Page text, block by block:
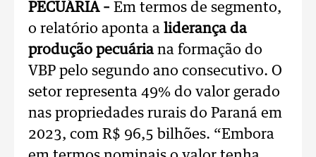
PECUÁRIA – Em termos de segmento,
o relatório aponta a liderança da
produção pecuáriana formação do
VBP pelo segundo ano consecutivo. O
setor representa 49% do valor gerado
nas propriedades rurais do Paraná em
2023, com R$ 96,5 bilhões. “Embora